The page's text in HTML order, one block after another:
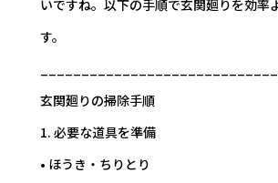
いですね。以下の手順で玄関廻りを効率
す。
玄関廻りの掃除手順
1. 必要な道具を準備
• ほうき・ちりとり